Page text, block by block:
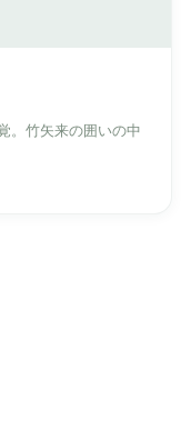
。竹矢来の囲いの中